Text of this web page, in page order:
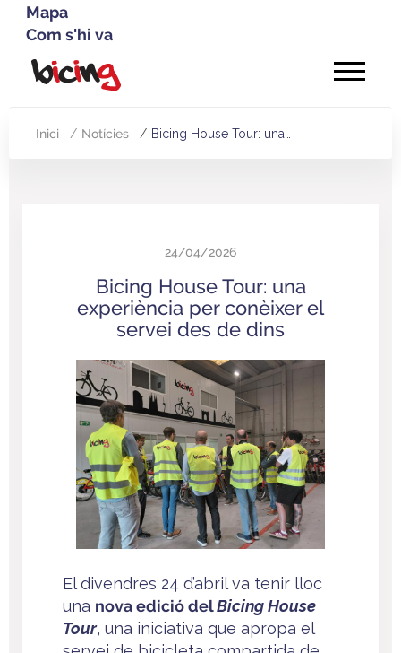
Mapa
Com s'hi va
Vés
Inici Notícies Bicing House Tour: una…
24/04/2026
Bicing House Tour: una
experiència per conèixer el
servei des de dins
El divendres 24 d’abril va tenir lloc
una nova edició delBicing House
Tour, una iniciativa que apropa el